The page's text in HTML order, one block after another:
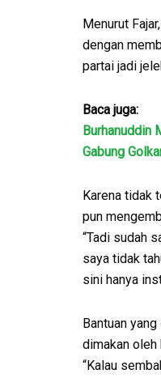
Menurut
dengan
partai jadi
Baca juga:
Burhanuddin
Gabung
Karena tidak
pun
“Tadi sudah
saya tidak
sini hanya
Bantuan
dimakan oleh
“Kalau